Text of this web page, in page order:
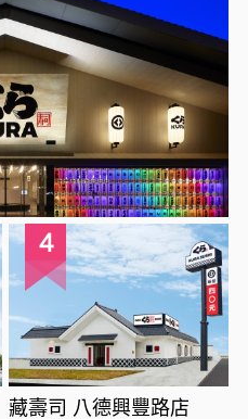
4
藏壽司 八德興豐路店